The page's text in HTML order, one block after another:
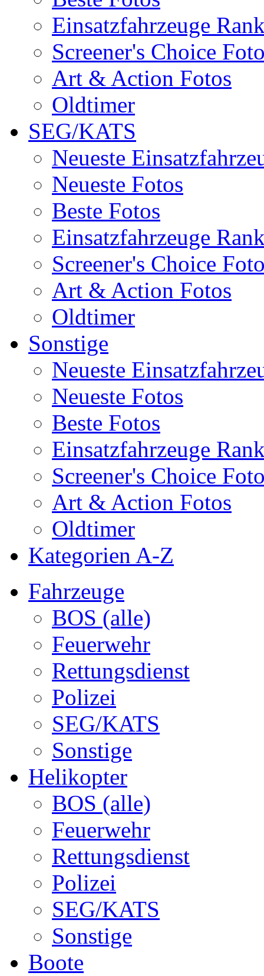
Einsatzfahrzeuge
Screener's Choice
Art & Action Fotos
Oldtimer
SEG/KATS
Neueste
Neueste Fotos
Beste Fotos
Einsatzfahrzeuge
Screener's Choice
Art & Action Fotos
Oldtimer
Sonstige
Neueste
Neueste Fotos
Beste Fotos
Einsatzfahrzeuge
Screener's Choice
Art & Action Fotos
Oldtimer
Kategorien A-Z
Fahrzeuge
BOS (alle)
Feuerwehr
Rettungsdienst
Polizei
SEG/KATS
Sonstige
Helikopter
BOS (alle)
Feuerwehr
Rettungsdienst
Polizei
SEG/KATS
Sonstige
Boote